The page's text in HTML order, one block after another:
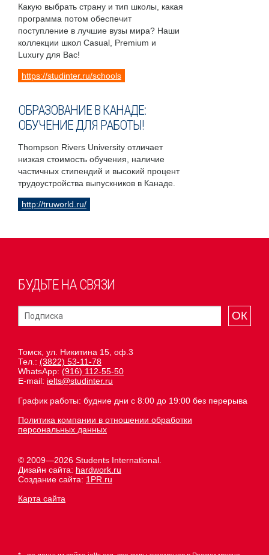
Какую выбрать страну и тип школы, какая
программа потом обеспечит
поступление в лучшие вузы мира? Наши
коллекции школ Casual, Premium и
Luxury для Вас!
https://studinter.ru/schools
ОБРАЗОВАНИЕ В КАНАДЕ:
ОБУЧЕНИЕ ДЛЯ РАБОТЫ!
Thompson Rivers University отличает
низкая стоимость обучения, наличие
частичных стипендий и высокий процент
трудоустройства выпускников в Канаде.
http://truworld.ru/
БУДЬТЕ НА СВЯЗИ
ОК
Томск, ул. Никитина 15, оф.3
Тел.: (3822) 53-11-78
WhatsApp: (916) 112-55-50
E-mail: ielts@studinter.ru
График работы: будние дни с 8:00 до 19:00 без перерыва
Политика компании в отношении обработки
персональных данных
© 2009—2026 Students International.
Дизайн сайта: hardwork.ru
Создание сайта: 1PR.ru
Карта сайта